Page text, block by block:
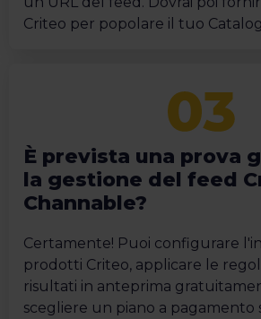
Criteo per popolare il tuo
È prevista una prova
la gestione del feed
Channable?
Certamente! Puoi configurare
prodotti Criteo, applicare le
risultati in anteprima
scegliere un piano a pagamento